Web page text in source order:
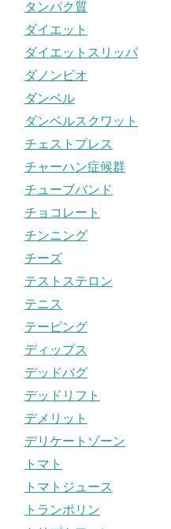
タンパク質
ダイエット
ダイエットスリッパ
ダノンビオ
ダンベル
ダンベルスクワット
チェストプレス
チャーハン症候群
チューブバンド
チョコレート
チンニング
チーズ
テストステロン
テニス
テーピング
ディップス
デッドバグ
デッドリフト
デメリット
デリケートゾーン
トマト
トマトジュース
トランポリン